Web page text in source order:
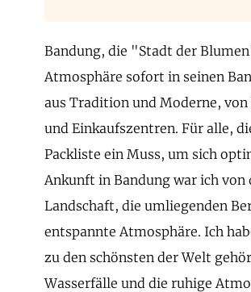
Bandung, die "Stadt der
Atmosphäre sofort in seinen
aus Tradition und Moderne,
und Einkaufszentren. Für alle,
Packliste ein Muss, um sich
Ankunft in Bandung war ich
Landschaft, die umliegenden
entspannte Atmosphäre. Ich
zu den schönsten der Welt
Wasserfälle und die ruhige